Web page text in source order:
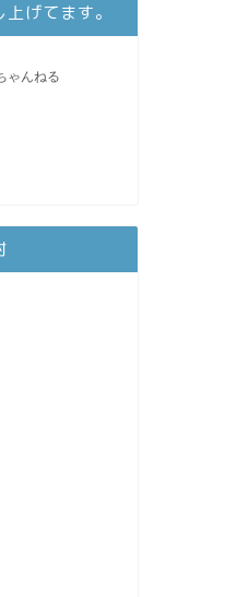
げてます。